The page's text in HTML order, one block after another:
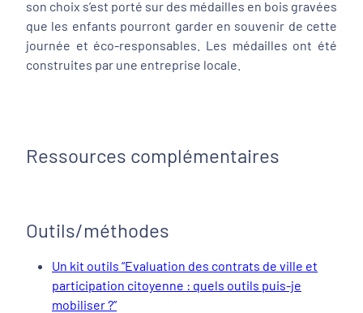
son choix s’est porté sur des médailles en bois gravées
que les enfants pourront garder en souvenir de cette
journée et éco-responsables. Les médailles ont été
construites par une entreprise locale.
Ressources complémentaires
Outils/méthodes
Un kit outils “Evaluation des contrats de ville et
participation citoyenne : quels outils puis-je
mobiliser ?”